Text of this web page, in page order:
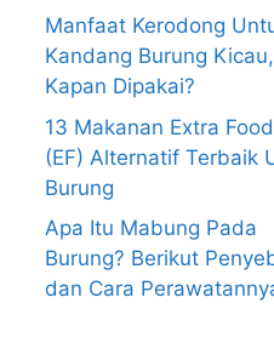
Manfaat Kerodong
Kandang Burung Kicau,
Kapan Dipakai?
13 Makanan Extra
(EF) Alternatif Terbaik
Burung
Apa Itu Mabung Pada
Burung? Berikut
dan Cara